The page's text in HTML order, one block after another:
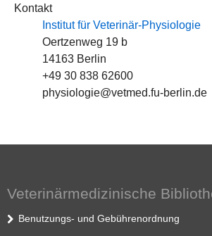
Kontakt
Institut für Veterinär-Physiologie
Oertzenweg 19 b
14163 Berlin
+49 30 838 62600
physiologie@vetmed.fu-berlin.de
Veterinärmedizinische
Benutzungs- und Gebührenordnung